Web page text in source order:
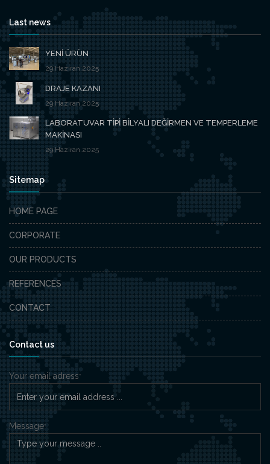
Last news
YENİ ÜRÜN
29.Haziran.2025
DRAJE KAZANI
29.Haziran.2025
LABORATUVAR TİPİ BİLYALI DEĞİRMEN VE TEMPERLEME
MAKİNASI
29.Haziran.2025
Sitemap
HOME PAGE
CORPORATE
OUR PRODUCTS
REFERENCES
CONTACT
Contact us
Your email adress*
Message*